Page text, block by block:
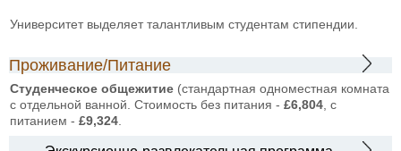
Университет выделяет талантливым студентам стипендии.
Проживание/Питание
Студенческое общежитие (стандартная одноместная комната
с отдельной ванной. Стоимость без питания - £6,804 , с
питанием - £9,324